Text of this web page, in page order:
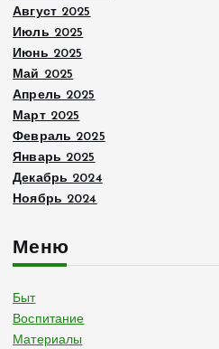
Август 2025
Июль 2025
Июнь 2025
Май 2025
Апрель 2025
Март 2025
Февраль 2025
Январь 2025
Декабрь 2024
Ноябрь 2024
Меню
Быт
Воспитание
Материалы